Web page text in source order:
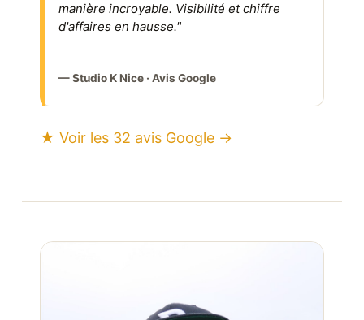
manière incroyable. Visibilité et chiffre
d'affaires en hausse."
— Studio K Nice · Avis Google
★ Voir les 32 avis Google →